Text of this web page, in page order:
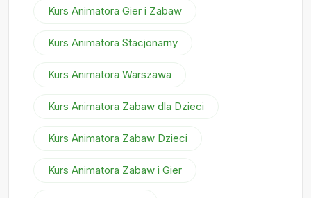
Kurs Animatora Gier i Zabaw
Kurs Animatora Stacjonarny
Kurs Animatora Warszawa
Kurs Animatora Zabaw dla Dzieci
Kurs Animatora Zabaw Dzieci
Kurs Animatora Zabaw i Gier